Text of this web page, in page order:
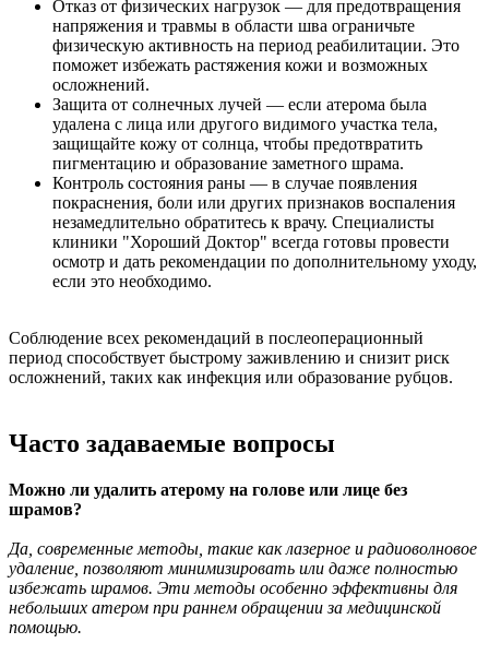
Отказ от физических нагрузок — для предотвращения
напряжения и травмы в области шва ограничьте
физическую активность на период реабилитации. Это
поможет избежать растяжения кожи и возможных
осложнений.
Защита от солнечных лучей — если атерома была
удалена с лица или другого видимого участка тела,
защищайте кожу от солнца, чтобы предотвратить
пигментацию и образование заметного шрама.
Контроль состояния раны — в случае появления
покраснения, боли или других признаков воспаления
незамедлительно обратитесь к врачу. Специалисты
клиники "Хороший Доктор" всегда готовы провести
осмотр и дать рекомендации по дополнительному уходу,
если это необходимо.
Соблюдение всех рекомендаций в послеоперационный
период способствует быстрому заживлению и снизит риск
осложнений, таких как инфекция или образование рубцов.
Часто задаваемые вопросы
Можно ли удалить атерому на голове или лице без
шрамов?
Да, современные методы, такие как лазерное и радиоволновое
удаление, позволяют минимизировать или даже полностью
избежать шрамов. Эти методы особенно эффективны для
небольших атером при раннем обращении за медицинской
помощью.